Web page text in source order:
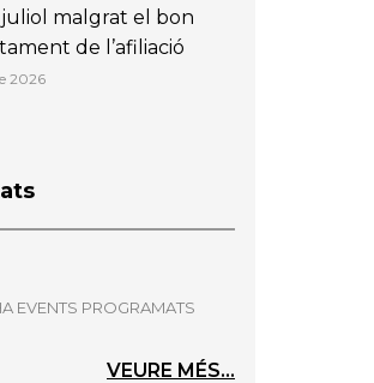
juliol malgrat el bon
de l’afiliació
2026
EVENTS PROGRAMATS
VEURE MÉS...